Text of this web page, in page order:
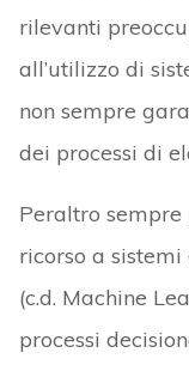
rilevanti
all’utilizzo di
non sempre
dei processi di
Peraltro sempre
ricorso a
(c.d. Machine
processi